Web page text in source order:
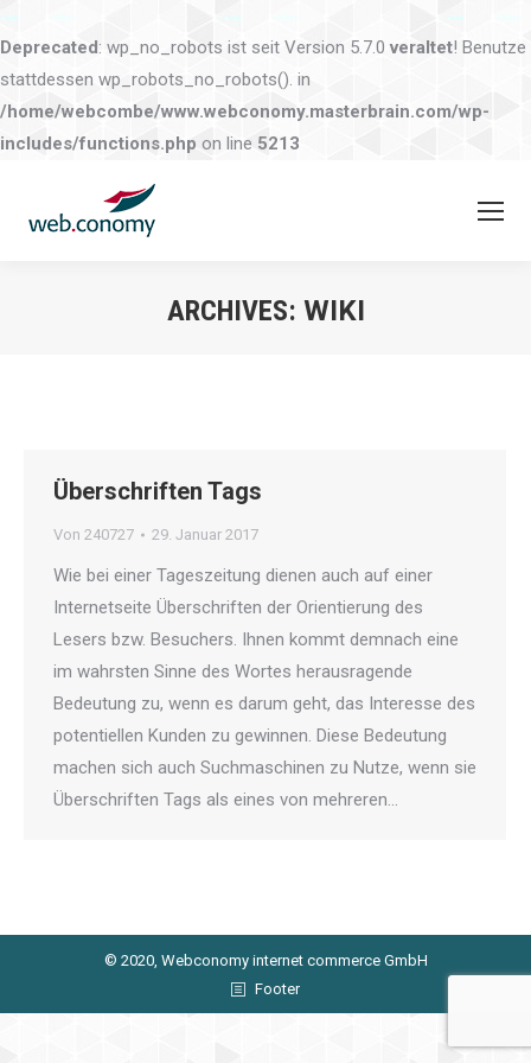
Deprecated: wp_no_robots ist seit Version 5.7.0 veraltet! Benutze
stattdessen wp_robots_no_robots(). in
/home/webcombe/www.webconomy.masterbrain.com/wp-
includes/functions.php on line 5213
ARCHIVES: WIKI
Überschriften Tags
Von 240727 29. Januar 2017
Wie bei einer Tageszeitung dienen auch auf einer
Internetseite Überschriften der Orientierung des
Lesers bzw. Besuchers. Ihnen kommt demnach eine
im wahrsten Sinne des Wortes herausragende
Bedeutung zu, wenn es darum geht, das Interesse des
potentiellen Kunden zu gewinnen. Diese Bedeutung
machen sich auch Suchmaschinen zu Nutze, wenn sie
Überschriften Tags als eines von mehreren…
© 2020, Webconomy internet commerce GmbH
Footer